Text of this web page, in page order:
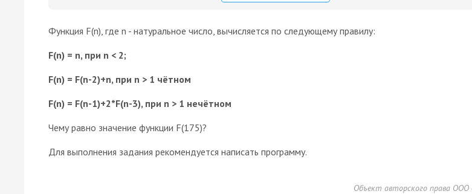
Функция F(n), где n - натуральное число, вычисляется по следующему правилу:
F(n) = n, при n < 2;
F(n) = F(n-2)+n, при n > 1 чётном
F(n) = F(n-1)+2*F(n-3), при n > 1 нечётном
Чему равно значение функции F(175)?
Для выполнения задания рекомендуется написать программу.
Объект авторского права ООО